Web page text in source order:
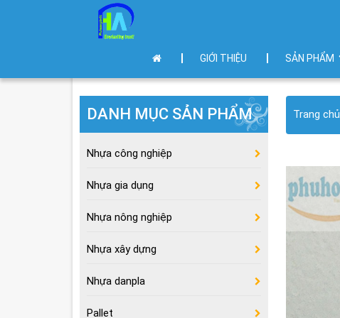
GIỚI THIỆU SẢN PHẨM
Trang chủ
DANH MỤC SẢN PHẨM
Nhựa công nghiệp
Nhựa gia dụng
Nhựa nông nghiệp
Nhựa xây dựng
Nhựa danpla
Pallet